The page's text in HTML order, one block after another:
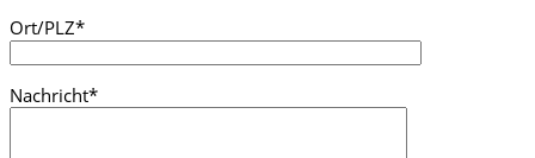
Ort/PLZ*
Nachricht*